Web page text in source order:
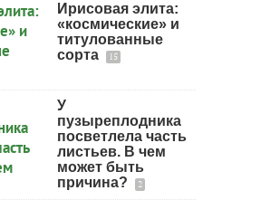
Ирисовая элита:
«космические» и
титулованные
сорта
15
У
пузыреплодника
посветлела часть
листьев. В чем
может быть
причина?
2